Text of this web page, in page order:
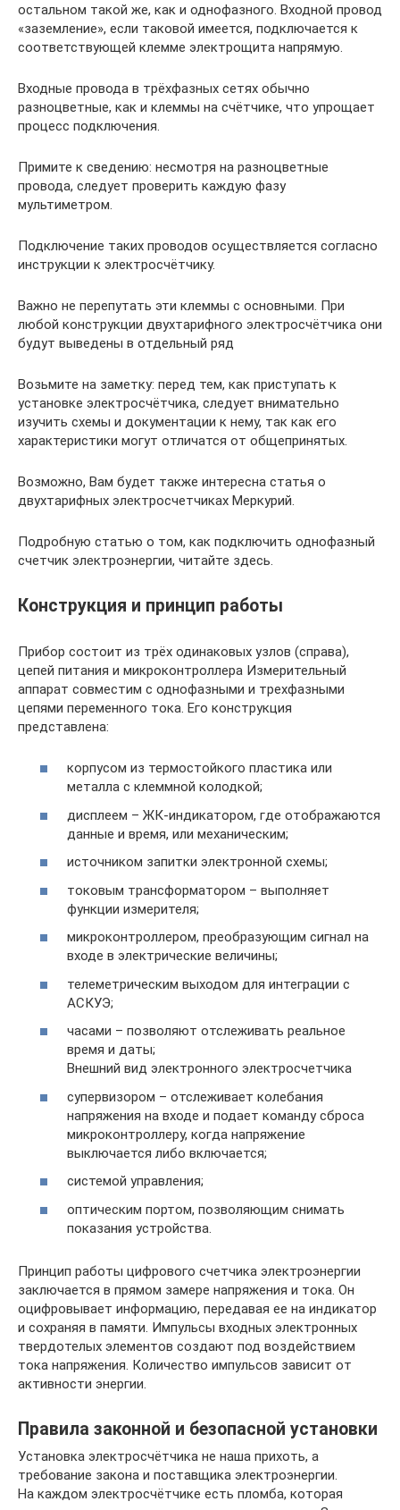
остальном такой же, как и однофазного. Входной провод
«заземление», если таковой имеется, подключается к
соответствующей клемме электрощита напрямую.
Входные провода в трёхфазных сетях обычно
разноцветные, как и клеммы на счётчике, что упрощает
процесс подключения.
Примите к сведению: несмотря на разноцветные
провода, следует проверить каждую фазу
мультиметром.
Подключение таких проводов осуществляется согласно
инструкции к электросчётчику.
Важно не перепутать эти клеммы с основными. При
любой конструкции двухтарифного электросчётчика они
будут выведены в отдельный ряд
Возьмите на заметку: перед тем, как приступать к
установке электросчётчика, следует внимательно
изучить схемы и документации к нему, так как его
характеристики могут отличатся от общепринятых.
Возможно, Вам будет также интересна статья о
двухтарифных электросчетчиках Меркурий.
Подробную статью о том, как подключить однофазный
счетчик электроэнергии, читайте здесь.
Конструкция и принцип работы
Прибор состоит из трёх одинаковых узлов (справа),
цепей питания и микроконтроллера Измерительный
аппарат совместим с однофазными и трехфазными
цепями переменного тока. Его конструкция
представлена:
корпусом из термостойкого пластика или
металла с клеммной колодкой;
дисплеем – ЖК-индикатором, где отображаются
данные и время, или механическим;
источником запитки электронной схемы;
токовым трансформатором – выполняет
функции измерителя;
микроконтроллером, преобразующим сигнал на
входе в электрические величины;
телеметрическим выходом для интеграции с
АСКУЭ;
часами – позволяют отслеживать реальное
время и даты;
Внешний вид электронного электросчетчика
супервизором – отслеживает колебания
напряжения на входе и подает команду сброса
микроконтроллеру, когда напряжение
выключается либо включается;
системой управления;
оптическим портом, позволяющим снимать
показания устройства.
Принцип работы цифрового счетчика электроэнергии
заключается в прямом замере напряжения и тока. Он
оцифровывает информацию, передавая ее на индикатор
и сохраняя в памяти. Импульсы входных электронных
твердотелых элементов создают под воздействием
тока напряжения. Количество импульсов зависит от
активности энергии.
Правила законной и безопасной установки
Установка электросчётчика не наша прихоть, а
требование закона и поставщика электроэнергии.
На каждом электросчётчике есть пломба, которая